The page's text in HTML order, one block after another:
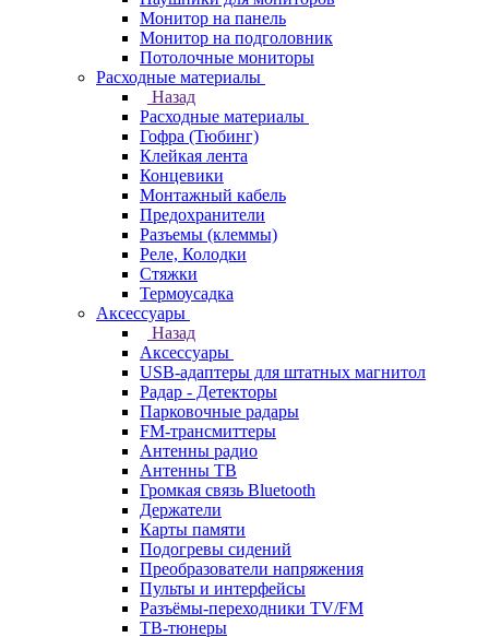
Монитор на панель
Монитор на подголовник
Потолочные мониторы
Расходные материалы
Назад
Расходные материалы
Гофра (Тюбинг)
Клейкая лента
Концевики
Монтажный кабель
Предохранители
Разъемы (клеммы)
Реле, Колодки
Стяжки
Термоусадка
Аксессуары
Назад
Аксессуары
USB-адаптеры для штатных магнитол
Радар - Детекторы
Парковочные радары
FM-трансмиттеры
Антенны радио
Антенны ТВ
Громкая связь Bluetooth
Держатели
Карты памяти
Подогревы сидений
Преобразователи напряжения
Пульты и интерфейсы
Разъёмы-переходники TV/FM
ТВ-тюнеры